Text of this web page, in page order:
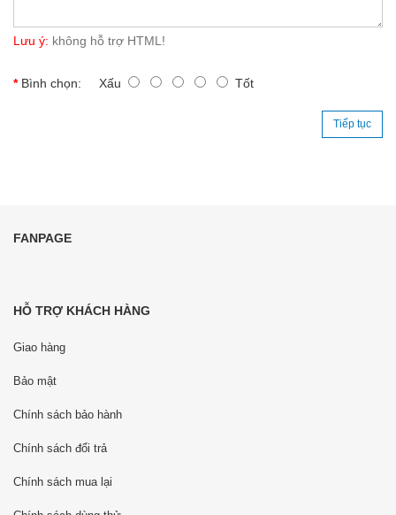
Lưu ý: không hỗ trợ HTML!
Bình chọn: Xấu Tốt
Tiếp tục
FANPAGE
HỖ TRỢ KHÁCH HÀNG
Giao hàng
Bảo mật
Chính sách bảo hành
Chính sách đổi trả
Chính sách mua lại